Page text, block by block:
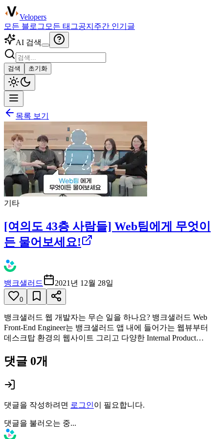
Velopers
모든 블로그 모든 태그공지 주간 인기글
AI 검색
검색 초기화
목록 보기
기타
[여의도 43층 사람들] Web팀에게 무엇이
든 물어보세요!
뱅크샐러드 2021년 12월 28일
0
뱅크샐러드 웹 개발자는 무슨 일을 하나요? 뱅크샐러드 Web
Front-End Engineer는 뱅크샐러드 앱 내에 들어가는 웹뷰부터
데스크탑 환경의 웹사이트 그리고 다양한 Internal Product…
댓글 0개
댓글을 작성하려면 로그인이 필요합니다.
댓글을 불러오는 중...